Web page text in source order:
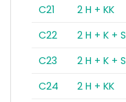
C21
2 H + KK
C22
2 H + K + S
C23
2 H + K + S
C24
2 H + KK